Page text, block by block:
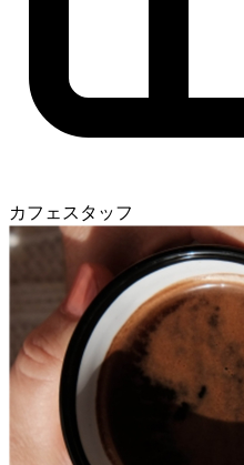
カフェスタッフ